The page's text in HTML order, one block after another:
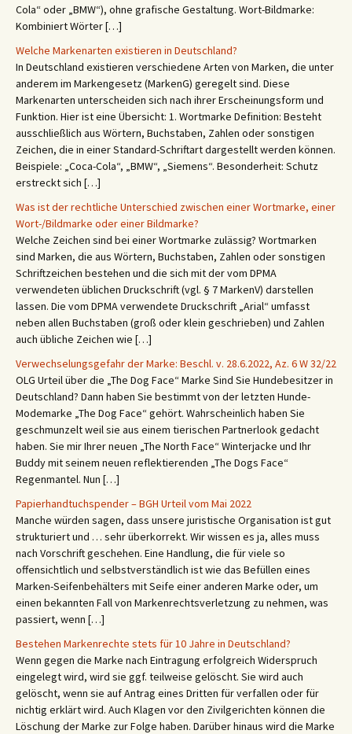
Cola“ oder „BMW“), ohne grafische Gestaltung. Wort-Bildmarke:
Kombiniert Wörter […]
Welche Markenarten existieren in Deutschland?
In Deutschland existieren verschiedene Arten von Marken, die unter
anderem im Markengesetz (MarkenG) geregelt sind. Diese
Markenarten unterscheiden sich nach ihrer Erscheinungsform und
Funktion. Hier ist eine Übersicht: 1. Wortmarke Definition: Besteht
ausschließlich aus Wörtern, Buchstaben, Zahlen oder sonstigen
Zeichen, die in einer Standard-Schriftart dargestellt werden können.
Beispiele: „Coca-Cola“, „BMW“, „Siemens“. Besonderheit: Schutz
erstreckt sich […]
Was ist der rechtliche Unterschied zwischen einer Wortmarke, einer
Wort-/Bildmarke oder einer Bildmarke?
Welche Zeichen sind bei einer Wortmarke zulässig? Wortmarken
sind Marken, die aus Wörtern, Buchstaben, Zahlen oder sonstigen
Schriftzeichen bestehen und die sich mit der vom DPMA
verwendeten üblichen Druckschrift (vgl. § 7 MarkenV) darstellen
lassen. Die vom DPMA verwendete Druckschrift „Arial“ umfasst
neben allen Buchstaben (groß oder klein geschrieben) und Zahlen
auch übliche Zeichen wie […]
Verwechselungsgefahr der Marke: Beschl. v. 28.6.2022, Az. 6 W 32/22
OLG Urteil über die „The Dog Face“ Marke Sind Sie Hundebesitzer in
Deutschland? Dann haben Sie bestimmt von der letzten Hunde-
Modemarke „The Dog Face“ gehört. Wahrscheinlich haben Sie
geschmunzelt weil sie aus einem tierischen Partnerlook gedacht
haben. Sie mir Ihrer neuen „The North Face“ Winterjacke und Ihr
Buddy mit seinem neuen reflektierenden „The Dogs Face“
Regenmantel. Nun […]
Papierhandtuchspender – BGH Urteil vom Mai 2022
Manche würden sagen, dass unsere juristische Organisation ist gut
strukturiert und … sehr überkorrekt. Wir wissen es ja, alles muss
nach Vorschrift geschehen. Eine Handlung, die für viele so
offensichtlich und selbstverständlich ist wie das Befüllen eines
Marken-Seifenbehälters mit Seife einer anderen Marke oder, um
einen bekannten Fall von Markenrechtsverletzung zu nehmen, was
passiert, wenn […]
Bestehen Markenrechte stets für 10 Jahre in Deutschland?
Wenn gegen die Marke nach Eintragung erfolgreich Widerspruch
eingelegt wird, wird sie ggf. teilweise gelöscht. Sie wird auch
gelöscht, wenn sie auf Antrag eines Dritten für verfallen oder für
nichtig erklärt wird. Auch Klagen vor den Zivilgerichten können die
Löschung der Marke zur Folge haben. Darüber hinaus wird die Marke